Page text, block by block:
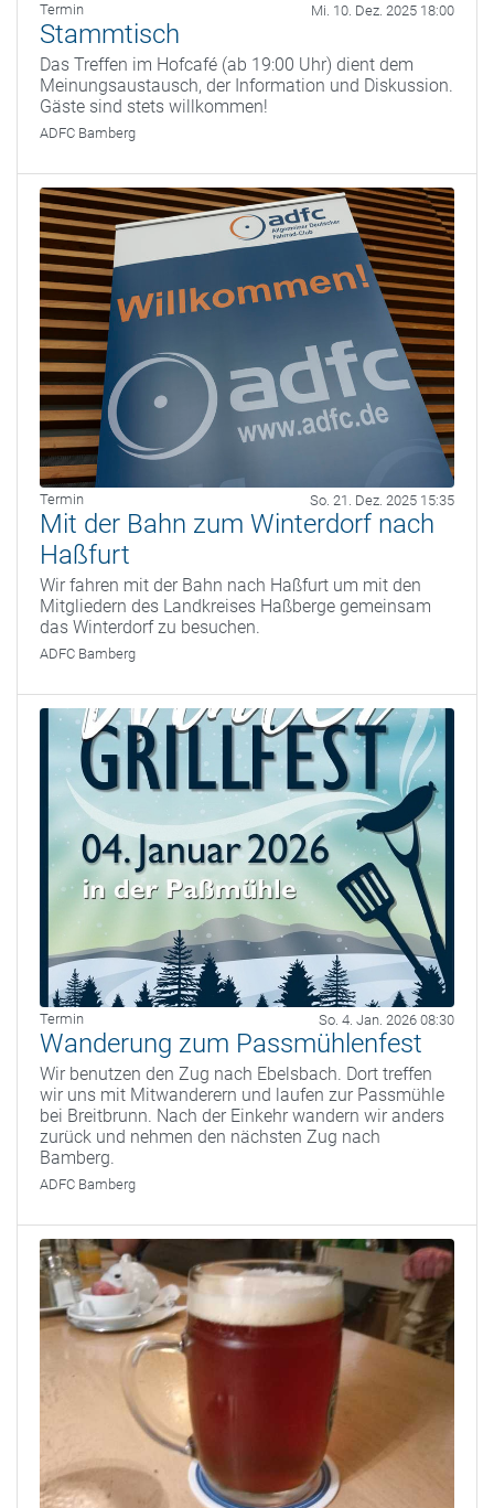
Termin Mi. 10. Dez. 2025 18:00
Stammtisch
Das Treffen im Hofcafé (ab 19:00 Uhr) dient dem
Meinungsaustausch, der Information und Diskussion.
Gäste sind stets willkommen!
ADFC Bamberg
Termin So. 21. Dez. 2025 15:35
Mit der Bahn zum Winterdorf nach
Haßfurt
Wir fahren mit der Bahn nach Haßfurt um mit den
Mitgliedern des Landkreises Haßberge gemeinsam
das Winterdorf zu besuchen.
ADFC Bamberg
Termin So. 4. Jan. 2026 08:30
Wanderung zum Passmühlenfest
Wir benutzen den Zug nach Ebelsbach. Dort treffen
wir uns mit Mitwanderern und laufen zur Passmühle
bei Breitbrunn. Nach der Einkehr wandern wir anders
zurück und nehmen den nächsten Zug nach
Bamberg.
ADFC Bamberg